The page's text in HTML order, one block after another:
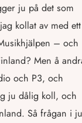
ju på det som
kollat av med ett
– och
Men å
och P3, och
ju dålig koll, och
Så frågan i